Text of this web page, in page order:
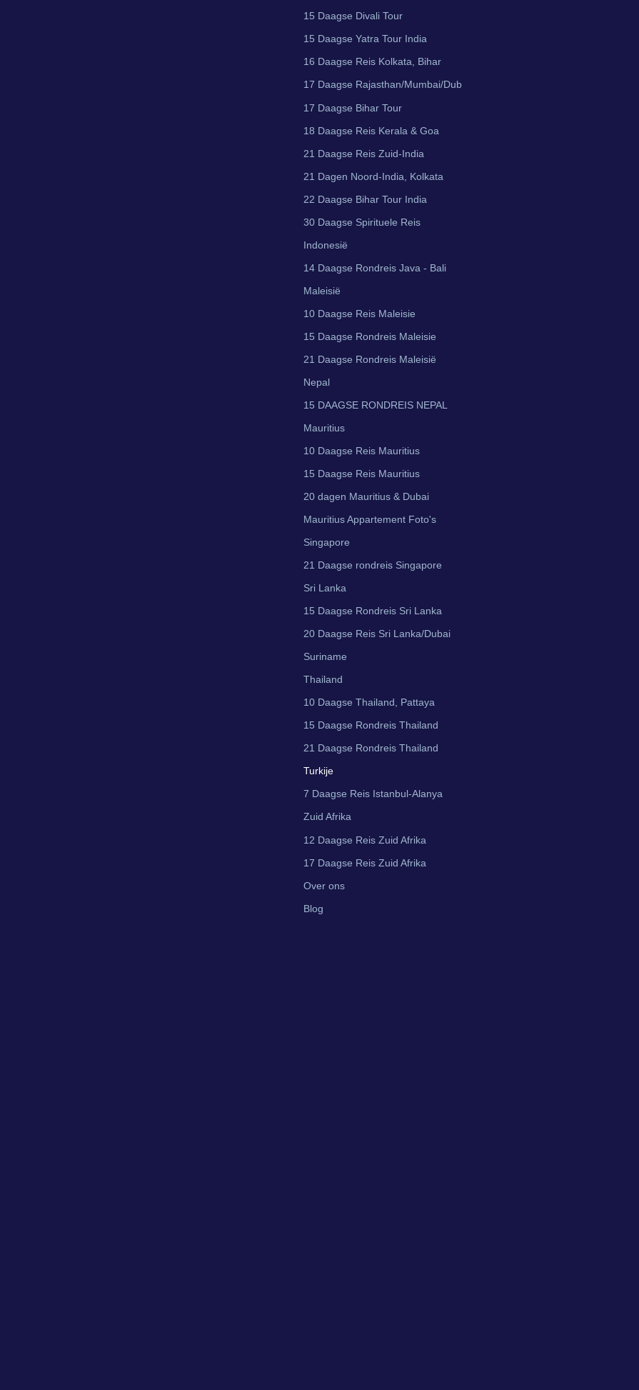
15 Daagse Divali Tour
15 Daagse Yatra Tour India
16 Daagse Reis Kolkata, Bihar
17 Daagse Rajasthan/Mumbai/Dub
17 Daagse Bihar Tour
18 Daagse Reis Kerala & Goa
21 Daagse Reis Zuid-India
21 Dagen Noord-India, Kolkata
22 Daagse Bihar Tour India
30 Daagse Spirituele Reis
Indonesië
14 Daagse Rondreis Java - Bali
Maleisië
10 Daagse Reis Maleisie
15 Daagse Rondreis Maleisie
21 Daagse Rondreis Maleisië
Nepal
15 DAAGSE RONDREIS NEPAL
Mauritius
10 Daagse Reis Mauritius
15 Daagse Reis Mauritius
20 dagen Mauritius & Dubai
Mauritius Appartement Foto's
Singapore
21 Daagse rondreis Singapore
Sri Lanka
15 Daagse Rondreis Sri Lanka
20 Daagse Reis Sri Lanka/Dubai
Suriname
Thailand
10 Daagse Thailand, Pattaya
15 Daagse Rondreis Thailand
21 Daagse Rondreis Thailand
Turkije
7 Daagse Reis Istanbul-Alanya
Zuid Afrika
12 Daagse Reis Zuid Afrika
17 Daagse Reis Zuid Afrika
Over ons
Blog